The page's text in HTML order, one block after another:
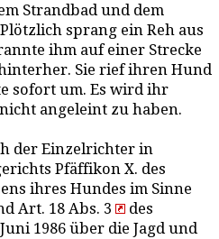
Strandbad und dem
sprang ein Reh aus
ihm auf einer Strecke
Sie rief ihren Hund
sofort um. Es wird ihr
angeleint zu haben.
der Einzelrichter in
Pfäffikon X. des
ihres Hundes im Sinne
Art. 18 Abs. 3
des
1986 über die Jagd und